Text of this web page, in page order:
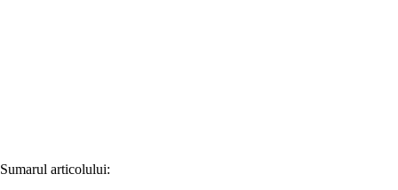
Sumarul articolului: